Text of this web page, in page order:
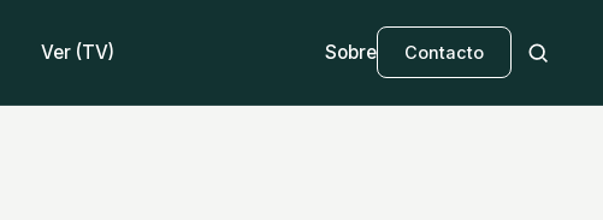
Ver (TV) Sobre Contacto